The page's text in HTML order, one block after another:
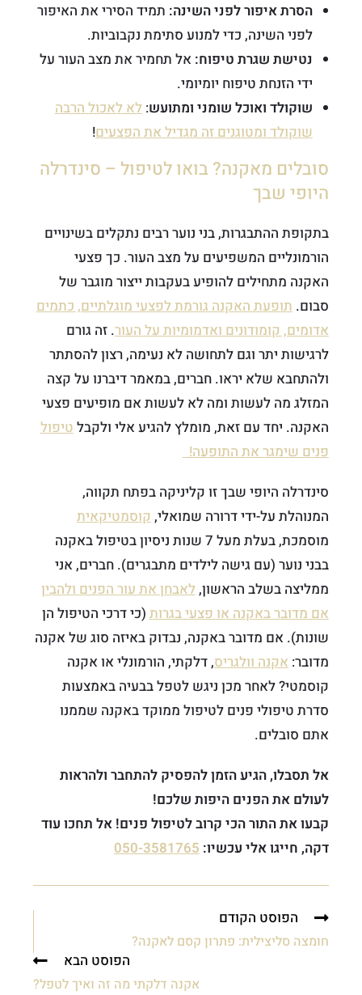
הסרת איפור לפני השינה: תמיד הסירי את האיפור
לפני השינה, כדי למנוע סתימת נקבוביות.
נטישת שגרת טיפוח: אל תחמיר את מצב העור על
ידי הזנחת טיפוח יומיומי.
שוקולד ואוכל שומני ומתועש:לא לאכול הרבה
שוקולד ומטוגנים זה מגדיל את הפצעים!
סובלים מאקנה? בואו לטיפול – סינדרלה
היופי שבך
בתקופת ההתבגרות, בני נוער רבים נתקלים בשינויים
הורמונליים המשפיעים על מצב העור. כך פצעי
האקנה מתחילים להופיע בעקבות ייצור מוגבר של
סבום.תופעת האקנה גורמת לפצעי מוגלתיים, כתמים
אדומים, קומודונים ואדמומיות על העור. זה גורם
לרגישות יתר וגם לתחושה לא נעימה, רצון להסתתר
ולהתחבא שלא יראו. חברים, במאמר דיברנו על קצה
המזלג מה לעשות ומה לא לעשות אם מופיעים פצעי
האקנה. יחד עם זאת, מומלץ להגיע אלי ולקבלטיפול
פנים שימגר את התופעה!
סינדרלה היופי שבך זו קליניקה בפתח תקווה,
המנוהלת על-ידי דרורה שמואלי,קוסמטיקאית
מוסמכת, בעלת מעל 7 שנות ניסיון בטיפול באקנה
בבני נוער (עם גישה לילדים מתבגרים). חברים, אני
ממליצה בשלב הראשון,לאבחן את עור הפנים ולהבין
אם מדובר באקנה או פצעי בגרות (כי דרכי הטיפול הן
שונות). אם מדובר באקנה, נבדוק באיזה סוג של אקנה
מדובר:אקנה וולגריס, דלקתי, הורמונלי או אקנה
קוסמטי? לאחר מכן ניגש לטפל בבעיה באמצעות
סדרת טיפולי פנים לטיפול ממוקד באקנה שממנו
אתם סובלים.
אל תסבלו, הגיע הזמן להפסיק להתחבר ולהראות
לעולם את הפנים היפות שלכם!
קבעו את התור הכי קרוב לטיפול פנים! אל תחכו עוד
דקה, חייגו אלי עכשיו:050-3581765
הפוסט הקודם
חומצה סליצילית: פתרון קסם לאקנה?
הפוסט הבא
אקנה דלקתי מה זה ואיך לטפל?